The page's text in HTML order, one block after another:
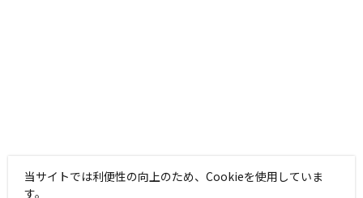
当サイトでは利便性の向上のため、Cookieを使用していま
す。